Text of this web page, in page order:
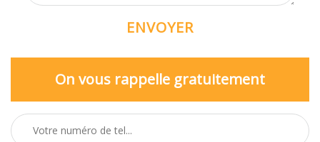
On vous rappelle gratuitement